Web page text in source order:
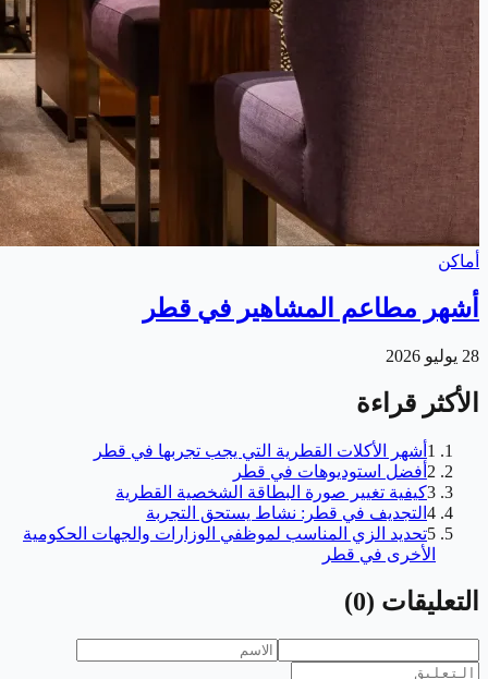
أماكن
أشهر مطاعم المشاهير في قطر
28 يوليو 2026
الأكثر قراءة
1 أشهر الأكلات القطرية التي يجب تجربها في قطر
2 أفضل استوديوهات في قطر
3كيفية تغيير صورة البطاقة الشخصية القطرية
4 التجديف في قطر: نشاط يستحق التجربة
5تحديد الزي المناسب لموظفي الوزارات والجهات الحكومية
الأخرى في قطر
التعليقات (
0
)